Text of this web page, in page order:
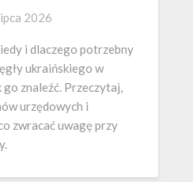
2026
i dlaczego potrzebny
ukraińskiego w
go znaleźć. Przeczytaj,
urzędowych i
zwracać uwagę przy